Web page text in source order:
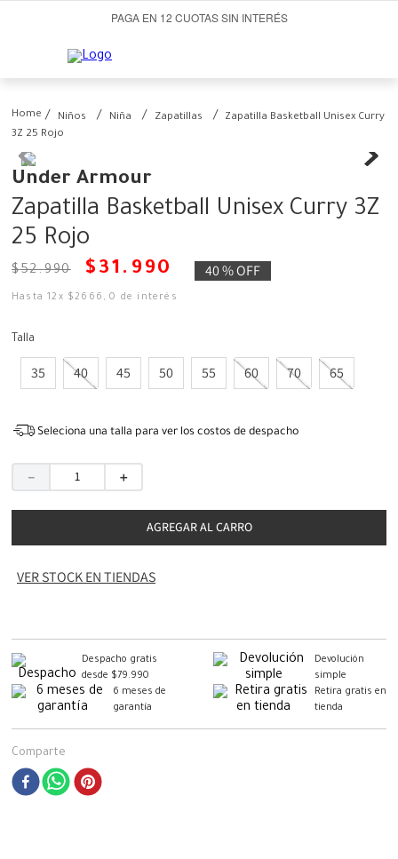
PAGA EN 12 CUOTAS SIN INTERÉS
Niños Niña Zapatillas
Zapatilla Basketball Unisex Curry
3Z 25 Rojo
Under Armour
Zapatilla Basketball Unisex Curry 3Z
25 Rojo
$52.990 $ 31 . 990 40 %OFF
Hasta12 x $2666 ,0 de interés
Talla
35 40 45 50 55 60 70 65
Seleciona una talla para ver los costos de despacho
＋
－
AGREGAR AL CARRO
VER STOCK EN TIENDAS
Despacho gratis
desde $79.990
Devolución
simple
6 meses de
garantía
Retira gratis en
tienda
Comparte